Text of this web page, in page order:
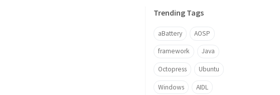
Trending Tags
aBattery AOSP
framework Java
Octopress Ubuntu
Windows AIDL